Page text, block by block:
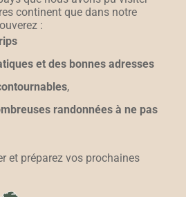
continent que dans notre
:
et des bonnes adresses
,
randonnées à ne pas
et préparez vos prochaines